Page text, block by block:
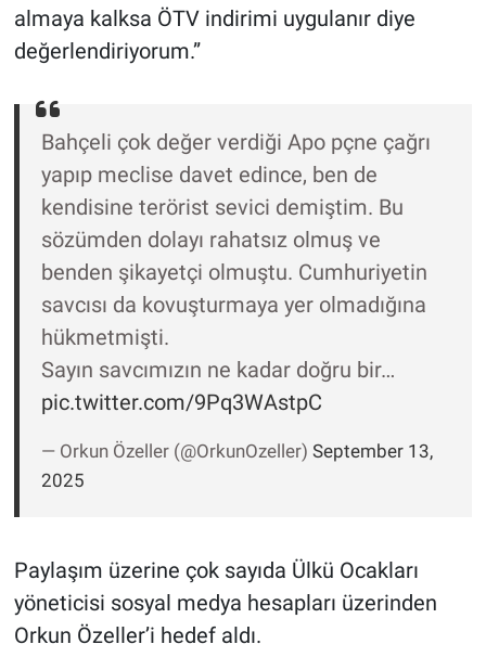
almaya kalksa ÖTV indirimi uygulanır diye
değerlendiriyorum.”
Bahçeli çok değer verdiği Apo pçne çağrı
yapıp meclise davet edince, ben de
kendisine terörist sevici demiştim. Bu
sözümden dolayı rahatsız olmuş ve
benden şikayetçi olmuştu. Cumhuriyetin
savcısı da kovuşturmaya yer olmadığına
hükmetmişti.
Sayın savcımızın ne kadar doğru bir…
pic.twitter.com/9Pq3WAstpC
— Orkun Özeller (@OrkunOzeller) September 13,
2025
Paylaşım üzerine çok sayıda Ülkü Ocakları
yöneticisi sosyal medya hesapları üzerinden
Orkun Özeller’i hedef aldı.